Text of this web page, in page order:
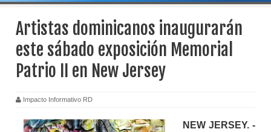
Artistas dominicanos inaugurarán
este sábado exposición Memorial
Patrio II en New Jersey
Impacto Informativo RD
NEW JERSEY. -